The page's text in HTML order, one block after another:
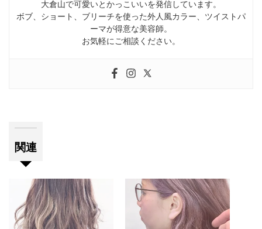
大倉山で可愛いとかっこいいを発信しています。
ボブ、ショート、ブリーチを使った外人風カラー、ツイストパ
ーマが得意な美容師。
お気軽にご相談ください。
関連